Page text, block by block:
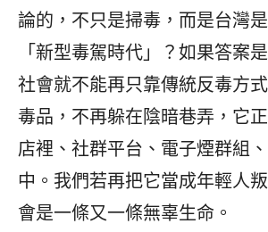
論的，不只是掃毒，而是台灣
「新型毒駕時代」？如果答案
社會就不能再只靠傳統反毒方
毒品，不再躲在陰暗巷弄，它
店裡、社群平台、電子煙群組
中。我們若再把它當成年輕人
會是一條又一條無辜生命。